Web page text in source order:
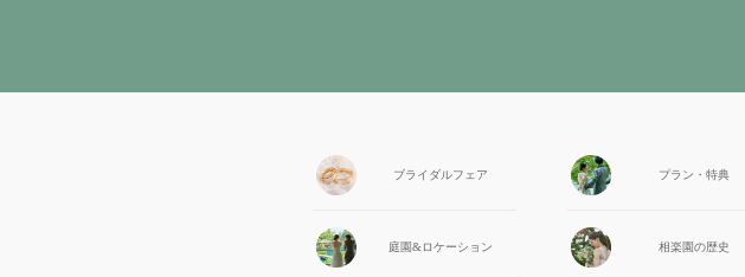
ブライダルフェア プラン・特典
庭園&ロケーション 相楽園の歴史